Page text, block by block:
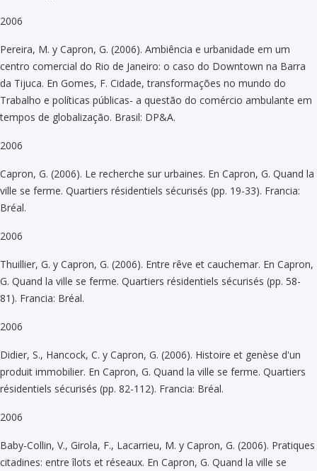
2006
Pereira, M. y Capron, G. (2006). Ambiência e urbanidade em um
centro comercial do Rio de Janeiro: o caso do Downtown na Barra
da Tijuca. En Gomes, F. Cidade, transformações no mundo do
Trabalho e políticas públicas- a questão do comércio ambulante em
tempos de globalização. Brasil: DP&A.
2006
Capron, G. (2006). Le recherche sur urbaines. En Capron, G. Quand la
ville se ferme. Quartiers résidentiels sécurisés (pp. 19-33). Francia:
Bréal.
2006
Thuillier, G. y Capron, G. (2006). Entre rêve et cauchemar. En Capron,
G. Quand la ville se ferme. Quartiers résidentiels sécurisés (pp. 58-
81). Francia: Bréal.
2006
Didier, S., Hancock, C. y Capron, G. (2006). Histoire et genèse d'un
produit immobilier. En Capron, G. Quand la ville se ferme. Quartiers
résidentiels sécurisés (pp. 82-112). Francia: Bréal.
2006
Baby-Collin, V., Girola, F., Lacarrieu, M. y Capron, G. (2006). Pratiques
citadines: entre îlots et réseaux. En Capron, G. Quand la ville se